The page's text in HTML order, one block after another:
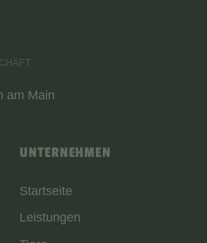
UNTERNEHMEN
Startseite
Leistungen
am Main